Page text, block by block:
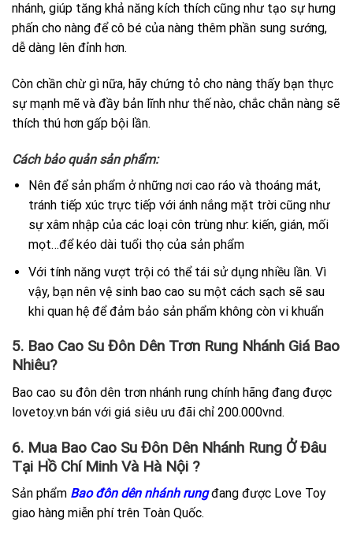
nhánh, giúp tăng khả năng kích thích cũng như tạo sự hưng
phấn cho nàng để cô bé của nàng thêm phần sung sướng,
dễ dàng lên đỉnh hơn.
Còn chần chừ gì nữa, hãy chứng tỏ cho nàng thấy bạn thực
sự mạnh mẽ và đầy bản lĩnh như thế nào, chắc chắn nàng sẽ
thích thú hơn gấp bội lần.
Cách bảo quản sản phẩm:
Nên để sản phẩm ở những nơi cao ráo và thoáng mát,
tránh tiếp xúc trực tiếp với ánh nắng mặt trời cũng như
sự xâm nhập của các loại côn trùng như: kiến, gián, mối
mọt…để kéo dài tuổi thọ của sản phẩm
Với tính năng vượt trội có thể tái sử dụng nhiều lần. Vì
vậy, bạn nên vệ sinh bao cao su một cách sạch sẽ sau
khi quan hệ để đảm bảo sản phẩm không còn vi khuẩn
5. Bao Cao Su Đôn Dên Trơn Rung Nhánh Giá Bao
Nhiêu?
Bao cao su đôn dên trơn nhánh rung chính hãng đang được
lovetoy.vn bán với giá siêu ưu đãi chỉ 200.000vnd.
6. Mua Bao Cao Su Đôn Dên Nhánh Rung Ở Đâu
Tại Hồ Chí Minh Và Hà Nội ?
Sản phẩm Bao đôn dên nhánh rungđang được Love Toy
giao hàng miễn phí trên Toàn Quốc.